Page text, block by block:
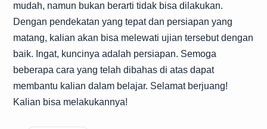
mudah, namun bukan berarti tidak bisa dilakukan.
Dengan pendekatan yang tepat dan persiapan yang
matang, kalian akan bisa melewati ujian tersebut dengan
baik. Ingat, kuncinya adalah persiapan. Semoga
beberapa cara yang telah dibahas di atas dapat
membantu kalian dalam belajar. Selamat berjuang!
Kalian bisa melakukannya!